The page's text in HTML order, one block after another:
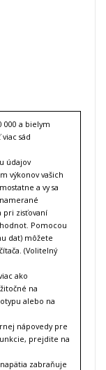
000 a bielym
sád
údajov
výkonov vašich
a vy sa
pri zisťovaní
hodnot. Pomocou
dat) môžete
(Volitelný
ako
na
alebo na
nápovedy pre
prejdite na
zabraňuje